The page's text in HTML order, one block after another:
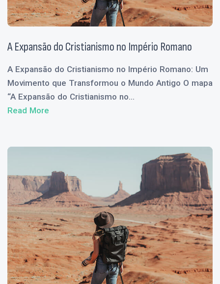
A Expansão do Cristianismo no Império Romano
A Expansão do Cristianismo no Império Romano: Um
Movimento que Transformou o Mundo Antigo O mapa
“A Expansão do Cristianismo no...
Read More